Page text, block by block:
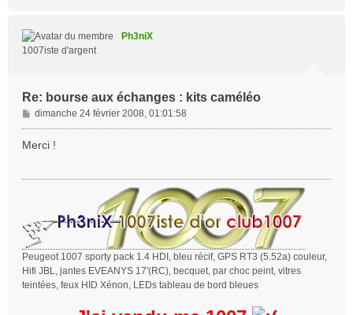
Ph3niX
1007iste d'argent
Re: bourse aux échanges : kits caméléo
M
e
s
dimanche 24 février 2008, 01:01:58
Merci !
Peugeot 1007 sporty pack 1.4 HDI, bleu récif, GPS RT3 (5.52a) couleur,
Hifi JBL, jantes EVEANYS 17'(RC), becquet, par choc peint, vitres
teintées, feux HID Xénon, LEDs tableau de bord bleues